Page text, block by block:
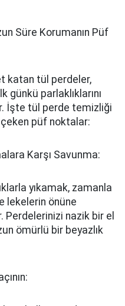
Süre Korumanın Püf
katan tül perdeler,
günkü parlaklıklarını
İşte tül perde temizliği
püf noktalar:
Karşı Savunma:
yıkamak, zamanla
lekelerin önüne
nazik bir el
ömürlü bir beyazlık